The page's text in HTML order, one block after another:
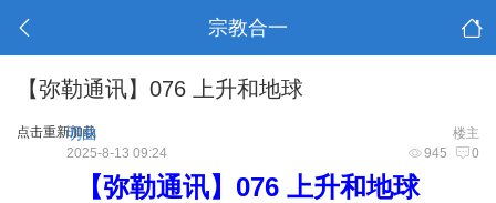
宗教合一
【弥勒通讯】076 上升和地球
点击重新加载 楼主
明曲
945 0
2025-8-13 09:24
【弥勒通讯】076 上升和地球